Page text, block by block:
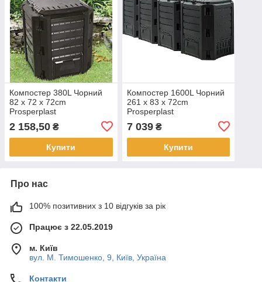
Компостер 380L Чорний
82 x 72 x 72cm
Prosperplast
2 158,50 ₴
Купити
Компостер 1600L Чорний
261 x 83 x 72cm
Prosperplast
7 039₴
Купити
Про нас
100% позитивних з 10 відгуків за рік
Працює з 22.05.2019
м. Київ
вул. М. Тимошенко, 9, Київ, Україна
Контакти